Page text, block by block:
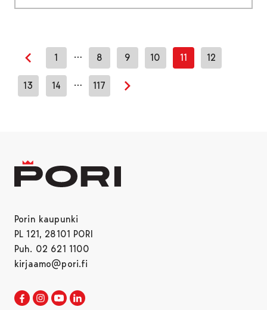
Edellinen sivu
1 … 8 9 10 11 12
13 14 … 117
Seuraava sivu
Porin kaupunki
PL 121, 28101 PORI
Puh. 02 621 1100
kirjaamo@pori.fi
Porin kaupunki Facebookissa
Avautuu uudessa välilehdessä
Porin kaupunki Instagramissa
Avautuu uudessa välilehdessä
Porin kaupunki Youtubessa
Avautuu uudessa välilehdessä